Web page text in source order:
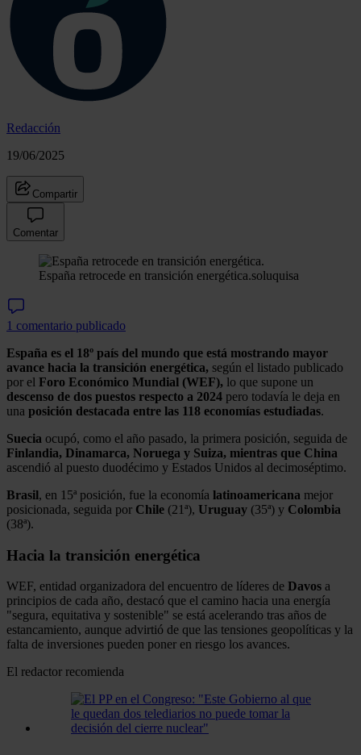
Redacción
19/06/2025
Compartir
Comentar
España retrocede en transición energética.soluquisa
1 comentario publicado
España es el 18º país del mundo que está mostrando mayor
avance hacia la transición energética, según el listado publicado
por el Foro Económico Mundial (WEF), lo que supone un
descenso de dos puestos respecto a 2024 pero todavía le deja en
una posición destacada entre las 118 economías estudiadas.
Suecia ocupó, como el año pasado, la primera posición, seguida de
Finlandia, Dinamarca, Noruega y Suiza, mientras que China
ascendió al puesto duodécimo y Estados Unidos al decimoséptimo.
Brasil, en 15ª posición, fue la economía latinoamericana mejor
posicionada, seguida por Chile (21ª), Uruguay (35ª) y Colombia
(38ª).
Hacia la transición energética
WEF, entidad organizadora del encuentro de líderes de Davos a
principios de cada año, destacó que el camino hacia una energía
"segura, equitativa y sostenible" se está acelerando tras años de
estancamiento, aunque advirtió de que las tensiones geopolíticas y la
falta de inversiones pueden poner en riesgo los avances.
El redactor recomienda